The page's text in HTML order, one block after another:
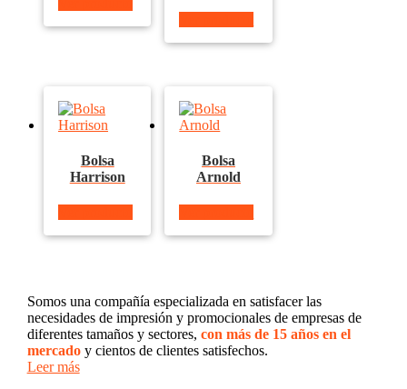
Bolsa
Harrison
Bolsa
Arnold
Somos una compañía especializada en satisfacer las
necesidades de impresión y promocionales de empresas de
diferentes tamaños y sectores, con más de 15 años en el
mercadoy cientos de clientes satisfechos.
Leer más